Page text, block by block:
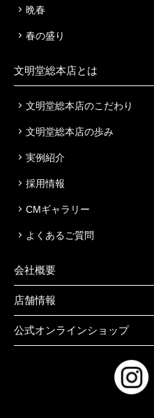
晩春
春の盛り
文明堂総本店とは
文明堂総本店のこだわり
文明堂総本店の歩み
実例紹介
採用情報
CMギャラリー
よくあるご質問
会社概要
店舗情報
公式オンラインショップ